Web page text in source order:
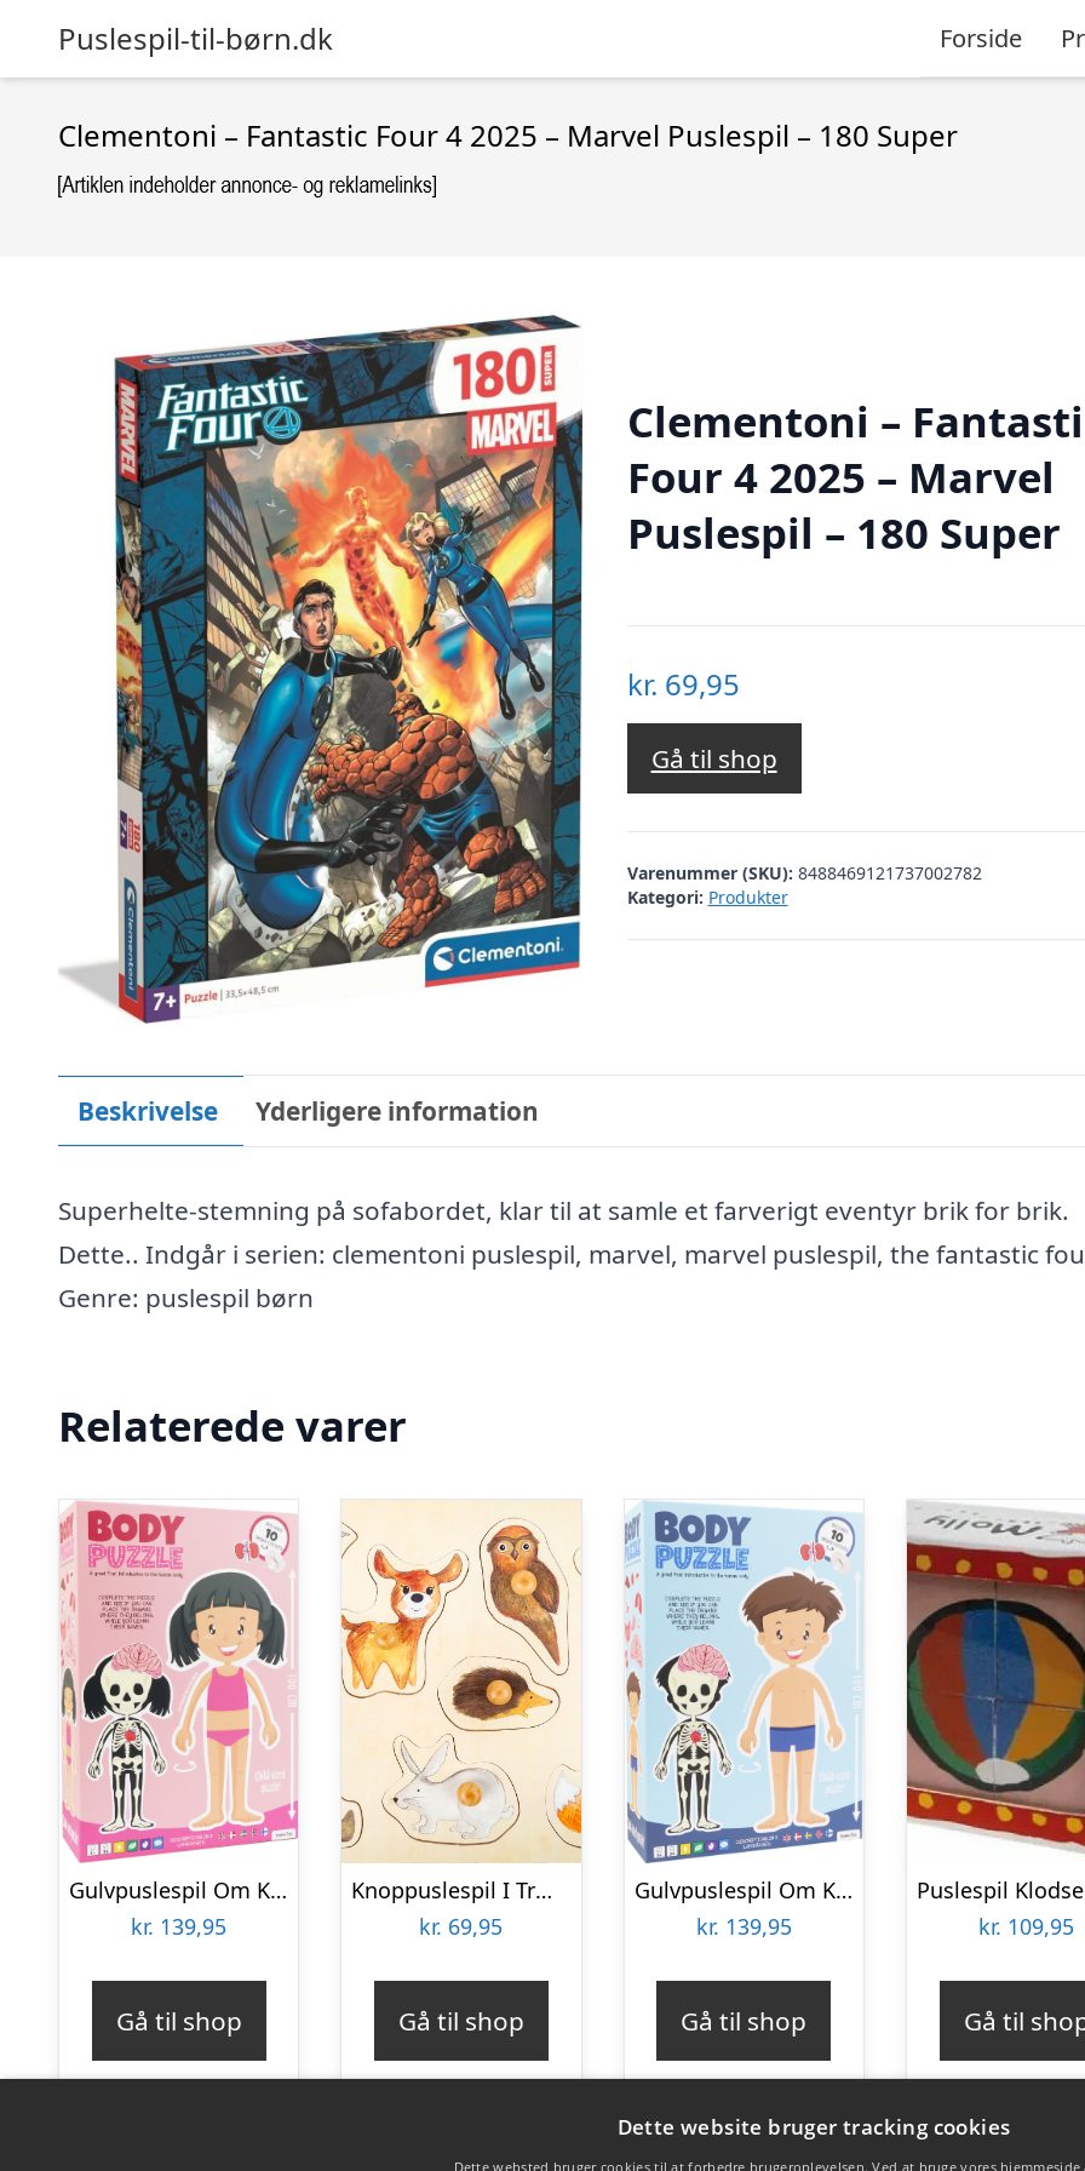
Puslespil-til-børn.dk Forside
Clementoni – Fantastic Four 4 2025 – Marvel Puslespil – 180 Super
Clementoni –
Four 4 2025 – Marvel
Puslespil – 180 Super
kr. 69,95
Gå til shop
Varenummer (SKU): 8488469121737002782
Kategori: Produkter
Beskrivelse Yderligere information
Superhelte-stemning på sofabordet, klar til at samle et farverigt eventyr brik for brik.
Dette.. Indgår i serien: clementoni puslespil, marvel, marvel puslespil, the fantastic
Genre: puslespil børn
Relaterede varer
Gulvpuslespil Om Kroppen – Pige
kr. 139,95
Gå til shop
Knoppuslespil I Træ – Skovdyr – 9 Brikker – Small Foot
kr. 69,95
Gå til shop
Gulvpuslespil Om Kroppen – Dreng
kr. 139,95
Gå til shop
kr. 109,95
Gå til
Dette website bruger tracking cookies
Dette websted bruger cookies til at forbedre brugeroplevelsen. Ved at bruge vores hjemmeside